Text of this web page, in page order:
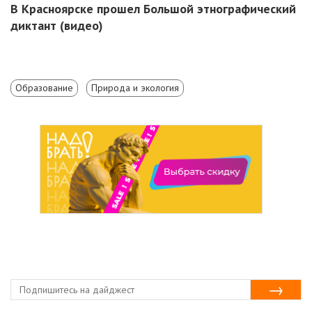
В Красноярске прошел Большой этнографический
диктант (видео)
Образование Природа и экология